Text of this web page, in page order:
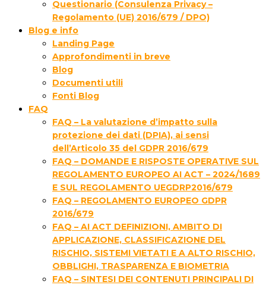
Questionario (Consulenza Privacy –
Regolamento (UE) 2016/679 / DPO)
Blog e info
Landing Page
Approfondimenti in breve
Blog
Documenti utili
Fonti Blog
FAQ
FAQ – La valutazione d’impatto sulla
protezione dei dati (DPIA), ai sensi
dell’Articolo 35 del GDPR 2016/679
FAQ – DOMANDE E RISPOSTE OPERATIVE SUL
REGOLAMENTO EUROPEO AI ACT – 2024/1689
E SUL REGOLAMENTO UEGDRP2016/679
FAQ – REGOLAMENTO EUROPEO GDPR
2016/679
FAQ – AI ACT DEFINIZIONI, AMBITO DI
APPLICAZIONE, CLASSIFICAZIONE DEL
RISCHIO, SISTEMI VIETATI E A ALTO RISCHIO,
OBBLIGHI, TRASPARENZA E BIOMETRIA
FAQ – SINTESI DEI CONTENUTI PRINCIPALI DI